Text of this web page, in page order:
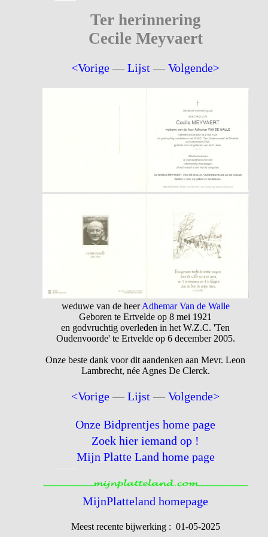
Ter herinnering
Cecile Meyvaert
<Vorige —Lijst —Volgende>
weduwe van de heerAdhemar Van de Walle
Geboren te Ertvelde op 8 mei 1921
en godvruchtig overleden in het W.Z.C. 'Ten
Oudenvoorde' te Ertvelde op 6 december 2005.
Onze beste dank voor dit aandenken aan Mevr. Leon
Lambrecht, née Agnes De Clerck.
<Vorige —Lijst —Volgende>
Onze Bidprentjes home page
Zoek hier iemand op !
Mijn Platte Land home page
MijnPlatteland homepage
Meest recente bijwerking : 01-05-2025